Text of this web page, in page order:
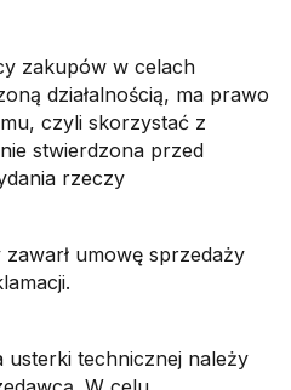
zakupów w celach
działalnością, ma prawo
czyli skorzystać z
stwierdzona przed
rzeczy
umowę sprzedaży
technicznej należy